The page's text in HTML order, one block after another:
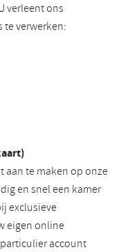
verleent ons
te verwerken:
aan te maken op onze
en snel een kamer
exclusieve
eigen online
account